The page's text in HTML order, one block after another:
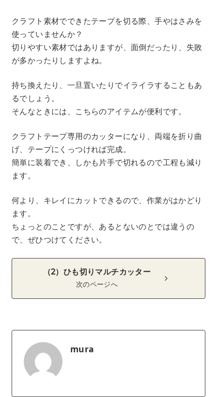
クラフト素材でできたテープを切る際、手やはさみを
使っていませんか？
切りやすい素材ではありますが、面倒だったり、失敗
が多かったりしますよね。
持ち換えたり、一旦置いたりでイライラすることもあ
るでしょう。
そんなときには、こちらのアイテムが便利です。
クラフトテープ専用のカッターになり、両端を折り曲
げ、テープにくっつければ完成。
簡単に装着でき、しかも片手で切れるので工程も減り
ます。
何より、キレイにカットできるので、作業がはかどり
ます。
ちょっとのことですが、あるとないのとでは違うの
で、ぜひつけてください。
（2）ひも切りマルチカッター
次のページへ
mura